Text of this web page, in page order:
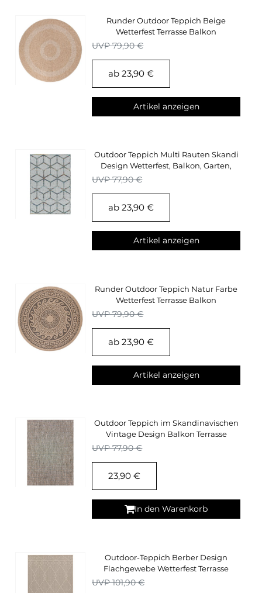
Runder Outdoor Teppich Beige
Wetterfest Terrasse Balkon
Küchenteppich
UVP 79,90 €
ab 23,90 €
Artikel anzeigen
Outdoor Teppich Multi Rauten Skandi
Design Wetterfest, Balkon, Garten,
UVP 77,90 €
ab 23,90 €
Artikel anzeigen
Runder Outdoor Teppich Natur Farbe
Wetterfest Terrasse Balkon
Küchenteppich
UVP 79,90 €
ab 23,90 €
Artikel anzeigen
Outdoor Teppich im Skandinavischen
Vintage Design Balkon Terrasse
Küchen Teppich
UVP 77,90 €
23,90 €
In den Warenkorb
Outdoor-Teppich Berber Design
Flachgewebe Wetterfest Terrasse
Küchen Teppich
UVP 101,90 €